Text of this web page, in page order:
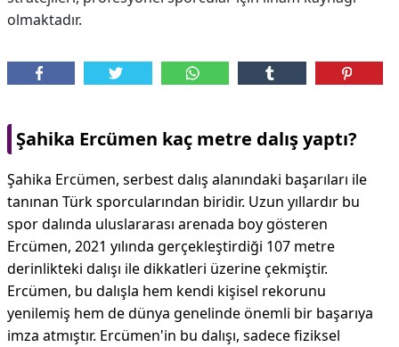
olmaktadır.
Şahika Ercümen kaç metre dalış yaptı?
Şahika Ercümen, serbest dalış alanındaki başarıları ile
tanınan Türk sporcularından biridir. Uzun yıllardır bu
spor dalında uluslararası arenada boy gösteren
Ercümen, 2021 yılında gerçekleştirdiği 107 metre
derinlikteki dalışı ile dikkatleri üzerine çekmiştir.
Ercümen, bu dalışla hem kendi kişisel rekorunu
yenilemiş hem de dünya genelinde önemli bir başarıya
imza atmıştır. Ercümen'in bu dalışı, sadece fiziksel